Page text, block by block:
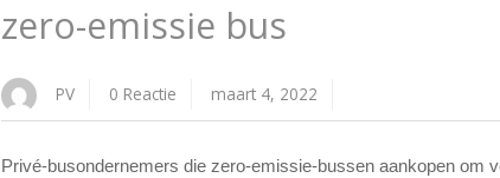
zero-emissie bus
PV 0 Reactie maart 4, 2022
Privé-busondernemers die zero-emissie-bussen aankopen om